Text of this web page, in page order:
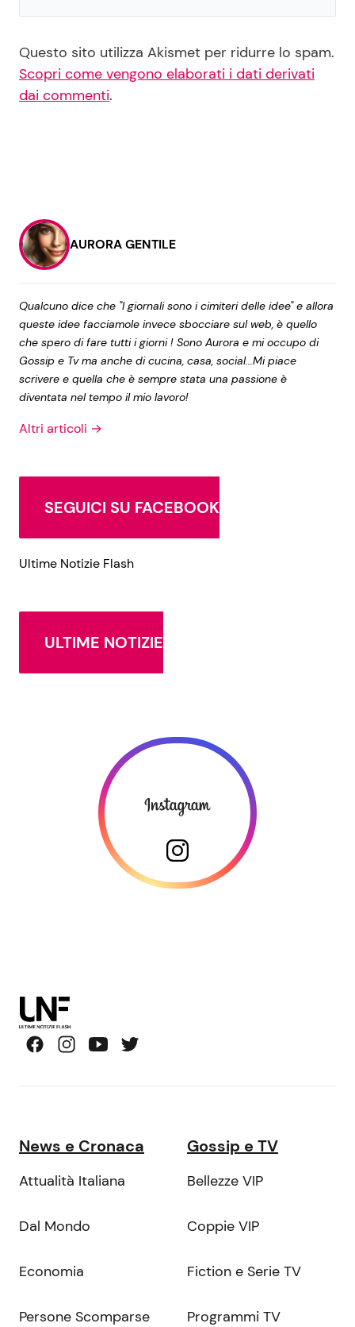
Questo sito utilizza Akismet per ridurre lo spam.
Scopri come vengono elaborati i dati derivati
dai commenti.
AURORA GENTILE
Qualcuno dice che "I giornali sono i cimiteri delle idee" e allora
queste idee facciamole invece sbocciare sul web, è quello
che spero di fare tutti i giorni ! Sono Aurora e mi occupo di
Gossip e Tv ma anche di cucina, casa, social...Mi piace
scrivere e quella che è sempre stata una passione è
diventata nel tempo il mio lavoro!
Altri articoli →
SEGUICI SU FACEBOOK
Ultime Notizie Flash
ULTIME NOTIZIE
News e Cronaca
Attualità Italiana
Dal Mondo
Economia
Persone Scomparse
Gossip e TV
Bellezze VIP
Coppie VIP
Fiction e Serie TV
Programmi TV